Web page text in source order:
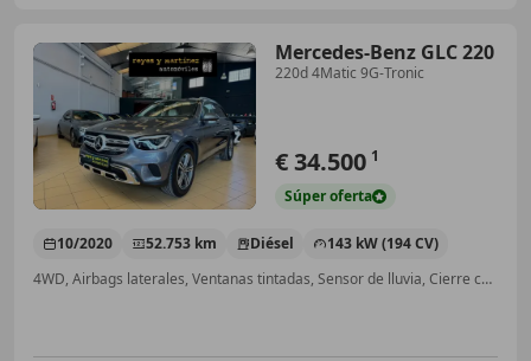
Mercedes-Benz GLC 220
220d 4Matic 9G-Tronic
€ 34.500 1
Súperoferta
10/2020 52.753 km Diésel
143 kW (194 CV)
4WD, Airbags laterales, Ventanas tintadas, Sensor de lluvia, Cierre centralizado, Airbag del conductor, ABS, Volante multifunción